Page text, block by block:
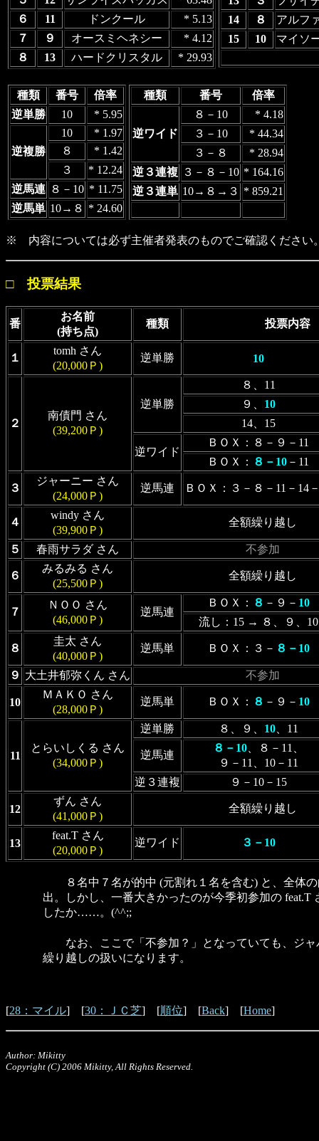
６
11 ドンクール
* 5.13
７
９ オースミヘネシー
* 4.12
８
13 ハードクリスタル * 29.93
14
８
アルフ
15
10 マイソ
種類 番号
倍率
逆単勝
10 * 5.95
逆複勝
10
* 1.97
８
* 1.42
３
* 12.24
逆馬連 ８－10 * 11.75
逆馬単 10→８ * 24.60
種類 番号 倍率
逆ワイド
８－10
* 4.18
３－10
* 44.34
３－８
* 28.94
逆３連複 ３－８－10 * 164.16
逆３連単 10→８→３ * 859.21
※ 内容については必ず主催者発表のものでご確認ください
□ 投票結果
番
お名前
(持ち点)
種類 投票内容
１
tomh さん
(20,000Ｐ)
逆単勝 10
２
南債門 さん
(39,200Ｐ)
逆単勝
８、11
９、 10
14、15
逆ワイド
ＢＯＸ：８－９－11
ＢＯＸ： ８－10 －11
３
ジャーニー さん
(24,000Ｐ)
逆馬連 ＢＯＸ：３－８－11－14
４
windy さん
(39,900Ｐ)
全額繰り越し
５ 春雨サラダ さん 不参加
６
みるみる さん
(25,500Ｐ)
全額繰り越し
７
ＮＯＯ さん
(46,000Ｐ)
逆馬連
ＢＯＸ： ８ －９－ 10
流し：15 → ８、９、10
８
圭太 さん
(40,000Ｐ)
逆馬単 ＢＯＸ：３－ ８－10
９ 大土井郁弥くん さん 不参加
10
ＭＡＫＯ さん
(28,000Ｐ)
逆馬単 ＢＯＸ： ８ －９－ 10
11
とらいしくる さん
(34,000Ｐ)
逆単勝 ８、９、 10、11
逆馬連
８－10、８－11、
９－11、10－11
逆３連複
９－10－15
12
ずん さん
(41,000Ｐ)
全額繰り越し
13
feat.T さん
(20,000Ｐ)
逆ワイド ３－10
８名中７名が的中 (元割れ１名を含む) と、全体の
出。しかし、一番大きかったのが今季初参加の
したか……。(^^;;
なお、ここで「不参加？」となっていても、ジャ
繰り越しの扱いになります。
[28：マイル] [30：ＪＣ芝] [順位] [Back] [Home]
Author: Mikitty
Copyright (C) 2006 Mikitty, All Rights Reserved.